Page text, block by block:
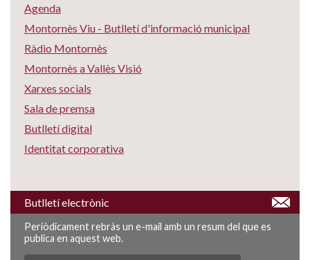
Agenda
Montornès Viu - Butlletí d'informació municipal
Ràdio Montornès
Montornès a Vallès Visió
Xarxes socials
Sala de premsa
Butlletí digital
Identitat corporativa
Butlletí electrònic
Periòdicament rebràs un e-mail amb un resum del que es
publica en aquest web.